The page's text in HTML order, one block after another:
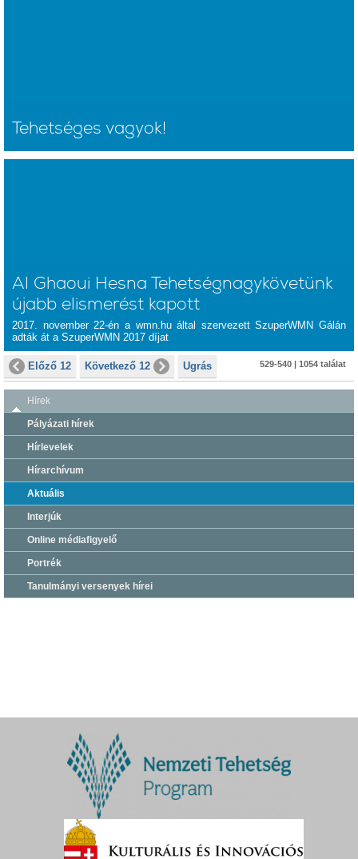
Tehetséges vagyok!
Al Ghaoui Hesna Tehetségnagykövetünk
újabb elismerést kapott
2017. november 22-én a wmn.hu által szervezett SzuperWMN Gálán
adták át a SzuperWMN 2017 díjat
Előző 12 Következő 12 Ugrás 529-540 | 1054 találat
Hírek
Pályázati hírek
Hírlevelek
Hírarchívum
Aktuális
Interjúk
Online médiafigyelő
Portrék
Tanulmányi versenyek hírei